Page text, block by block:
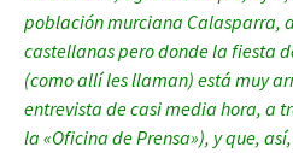
población murciana Calasparra,
castellanas pero donde la fiesta
(como allí les llaman) está muy
entrevista de casi media hora, a
la «Oficina de Prensa»), y que,